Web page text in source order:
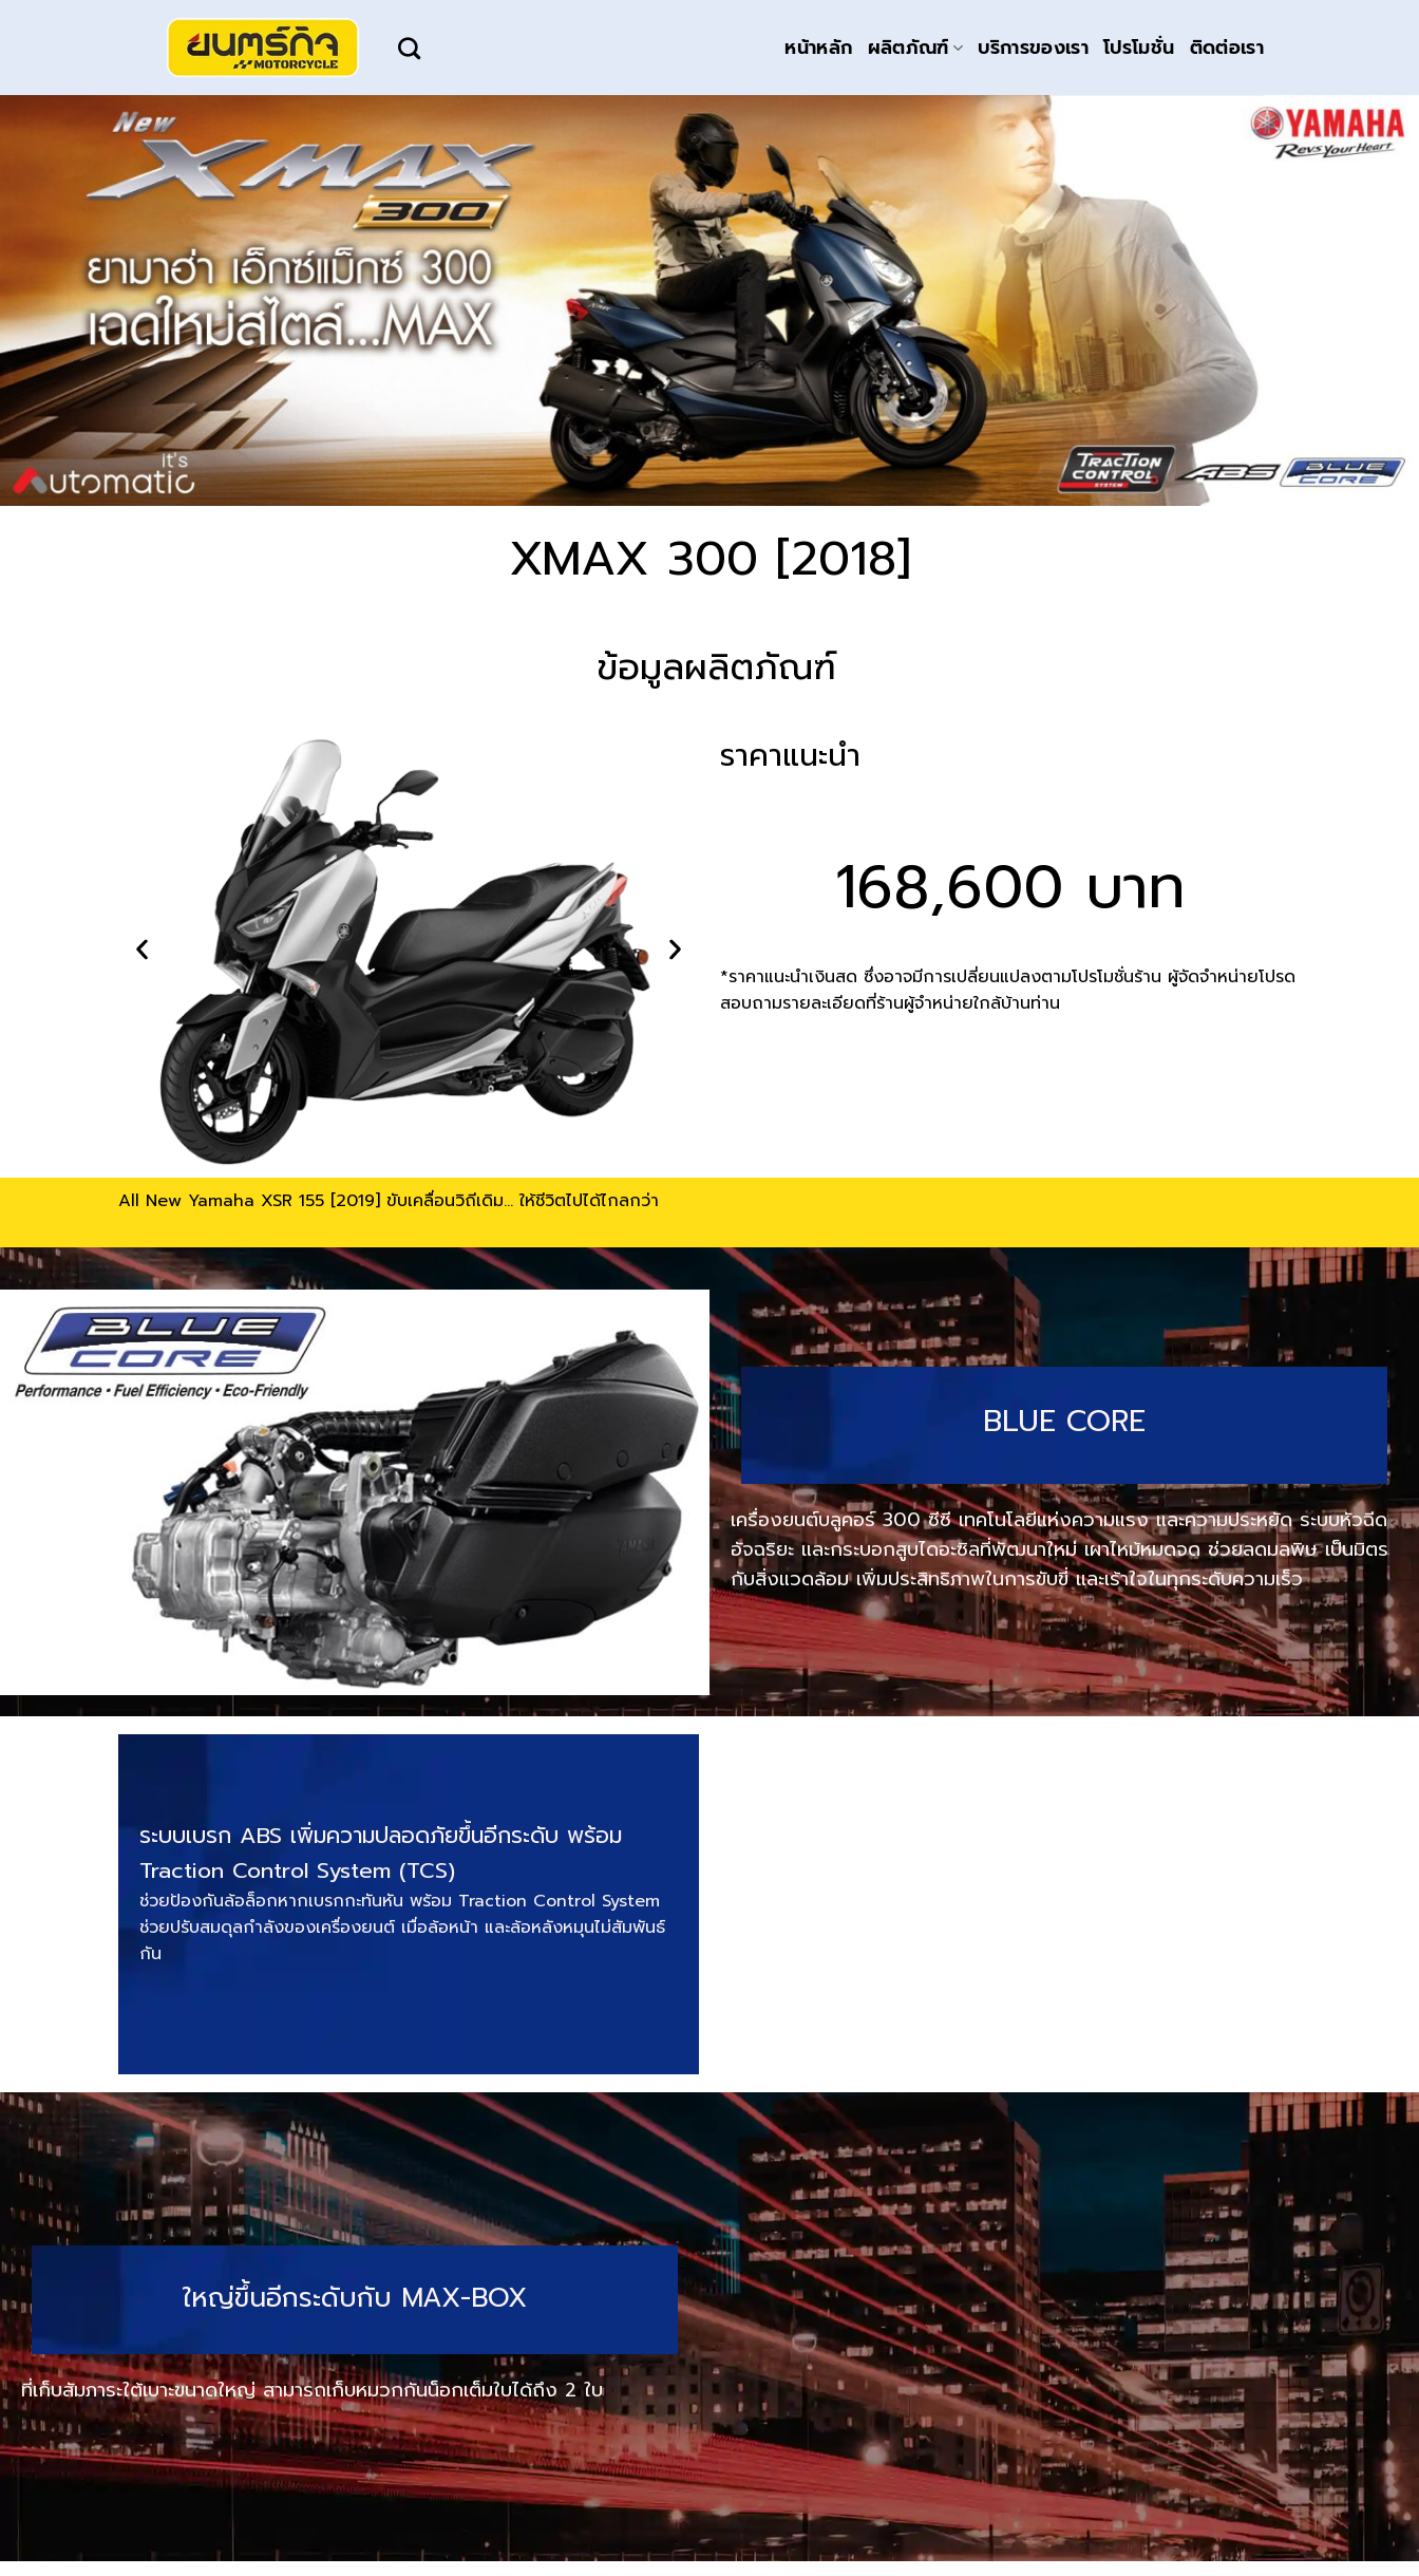
หน้าหลัก ผลิตภัณฑ์ บริการของเรา โปรโมชั่น ติดต่อเรา
XMAX 300 [2018]
ข้อมูลผลิตภัณฑ์
ราคาแนะนำ
168,600 บาท
*ราคาแนะนำเงินสด ซึ่งอาจมีการเปลี่ยนแปลงตามโปรโมชั่นร้าน ผู้จัดจำหน่ายโปรด
สอบถามรายละเอียดที่ร้านผู้จำหน่ายใกล้บ้านท่าน
All New Yamaha XSR 155 [2019] ขับเคลื่อนวิถีเดิม… ให้ชีวิตไปได้ไกลกว่า
BLUE CORE
เครื่องยนต์บลูคอร์ 300 ซีซี เทคโนโลยีแห่งความแรง และความประหยัด ระบบหัวฉีด
อัจฉริยะ และกระบอกสูบไดอะซิลที่พัฒนาใหม่ เผาไหม้หมดจด ช่วยลดมลพิษ เป็นมิตร
กับสิ่งแวดล้อม เพิ่มประสิทธิภาพในการขับขี่ และเร้าใจในทุกระดับความเร็ว
ระบบเบรก ABS เพิ่มความปลอดภัยขึ้นอีกระดับ พร้อม
Traction Control System (TCS)
ช่วยป้องกันล้อล็อกหากเบรกกะทันหัน พร้อม Traction Control System
ช่วยปรับสมดุลกำลังของเครื่องยนต์ เมื่อล้อหน้า และล้อหลังหมุนไม่สัมพันธ์
กัน
ใหญ่ขึ้นอีกระดับกับ MAX-BOX
ที่เก็บสัมภาระใต้เบาะขนาดใหญ่ สามารถเก็บหมวกกันน็อกเต็มใบได้ถึง 2 ใบ